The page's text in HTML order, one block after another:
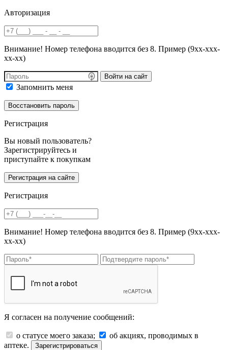
Авторизация
Внимание! Номер телефона вводится без 8. Пример (9хх-ххх-
хх-хх)
Войти на сайт
Запомнить меня
Регистрация
Вы новый пользователь?
Зарегистрируйтесь и
приступайте к покупкам
Регистрация
Внимание! Номер телефона вводится без 8. Пример (9хх-ххх-
хх-хх)
Я согласен на получение сообщений:
о статусе моего заказа;
об акциях, проводимых в
аптеке.
Зарегистрироваться